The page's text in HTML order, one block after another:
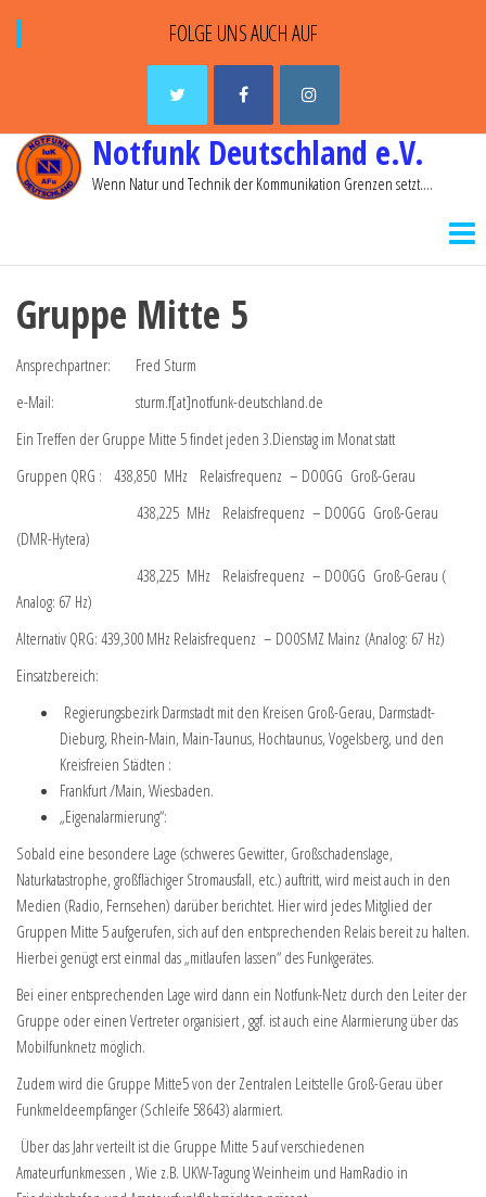
FOLGE UNS AUCH AUF
Notfunk Deutschland e.V.
Wenn Natur und Technik der Kommunikation Grenzen setzt….
Gruppe Mitte 5
Ansprechpartner: Fred Sturm
e-Mail: sturm.f[at]notfunk-deutschland.de
Ein Treffen der Gruppe Mitte 5 findet jeden 3.Dienstag im Monat statt
Gruppen QRG : 438,850 MHz Relaisfrequenz – DO0GG Groß-Gerau
438,225 MHz Relaisfrequenz – DO0GG Groß-Gerau
(DMR-Hytera)
438,225 MHz Relaisfrequenz – DO0GG Groß-Gerau (
Analog: 67 Hz)
Alternativ QRG: 439,300 MHz Relaisfrequenz – DO0SMZ Mainz (Analog: 67 Hz)
Einsatzbereich:
Regierungsbezirk Darmstadt mit den Kreisen Groß-Gerau, Darmstadt-
Dieburg, Rhein-Main, Main-Taunus, Hochtaunus, Vogelsberg, und den
Kreisfreien Städten :
Frankfurt /Main, Wiesbaden.
„Eigenalarmierung“:
Sobald eine besondere Lage (schweres Gewitter, Großschadenslage,
Naturkatastrophe, großflächiger Stromausfall, etc.) auftritt, wird meist auch in den
Medien (Radio, Fernsehen) darüber berichtet. Hier wird jedes Mitglied der
Gruppen Mitte 5 aufgerufen, sich auf den entsprechenden Relais bereit zu halten.
Hierbei genügt erst einmal das „mitlaufen lassen“ des Funkgerätes.
Bei einer entsprechenden Lage wird dann ein Notfunk-Netz durch den Leiter der
Gruppe oder einen Vertreter organisiert , ggf. ist auch eine Alarmierung über das
Mobilfunknetz möglich.
Zudem wird die Gruppe Mitte5 von der Zentralen Leitstelle Groß-Gerau über
Funkmeldeempfänger (Schleife 58643) alarmiert.
Über das Jahr verteilt ist die Gruppe Mitte 5 auf verschiedenen
Amateurfunkmessen , Wie z.B. UKW-Tagung Weinheim und HamRadio in